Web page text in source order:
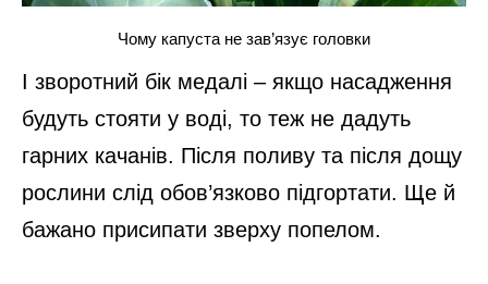
Чому капуста не зав’язує головки
І зворотний бік медалі – якщо насадження
будуть стояти у воді, то теж не дадуть
гарних качанів. Після поливу та після дощу
рослини слід обов’язково підгортати. Ще й
бажано присипати зверху попелом.